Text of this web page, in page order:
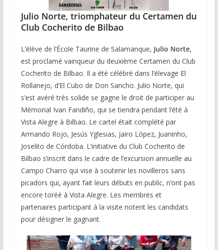
Julio Norte, triomphateur du Certamen du
Club Cocherito de Bilbao
L’élève de l’École Taurine de Salamanque, Julio Norte,
est proclamé vainqueur du deuxième Certamen du Club
Cocherito de Bilbao. Il a été célébré dans l’élevage El
Rollanejo, d’El Cubo de Don Sancho. Julio Norte, qui
s’est avéré très solide se gagne le droit de participer au
Mémorial Ivan Fandiño, qui se tiendra pendant l’été à
Vista Alegre à Bilbao. Le cartel était complété par
Armando Rojo, Jesús Yglesias, Jairo López, Juaninho,
Joselito de Córdoba. L’initiative du Club Cocherito de
Bilbao s’inscrit dans le cadre de l’excursion annuelle au
Campo Charro qui vise à soutenir les novilleros sans
picadors qui, ayant fait leurs débuts en public, n’ont pas
encore toréé à Vista Alegre. Les membres et
partenaires participant à la visite notent les candidats
pour désigner le gagnant.